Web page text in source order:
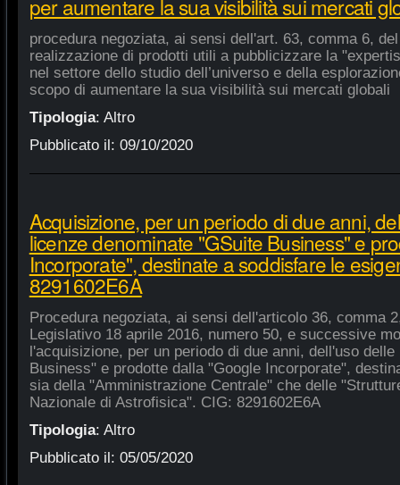
per aumentare la sua visibilità sui mercati
procedura negoziata, ai sensi dell'art. 63, comma 6,
realizzazione di prodotti utili a pubblicizzare la
nel settore dello studio dell’universo e della
scopo di aumentare la sua visibilità sui mercati globali
Tipologia: Altro
Pubblicato il: 09/10/2020
Acquisizione, per un periodo di due anni,
licenze denominate "GSuite Business" e
Incorporate", destinate a soddisfare le
8291602E6A
Procedura negoziata, ai sensi dell'articolo 36, comma
Legislativo 18 aprile 2016, numero 50, e successive
l'acquisizione, per un periodo di due anni, dell'uso
Business" e prodotte dalla "Google Incorporate",
sia della "Amministrazione Centrale" che delle
Nazionale di Astrofisica". CIG: 8291602E6A
Tipologia: Altro
Pubblicato il: 05/05/2020